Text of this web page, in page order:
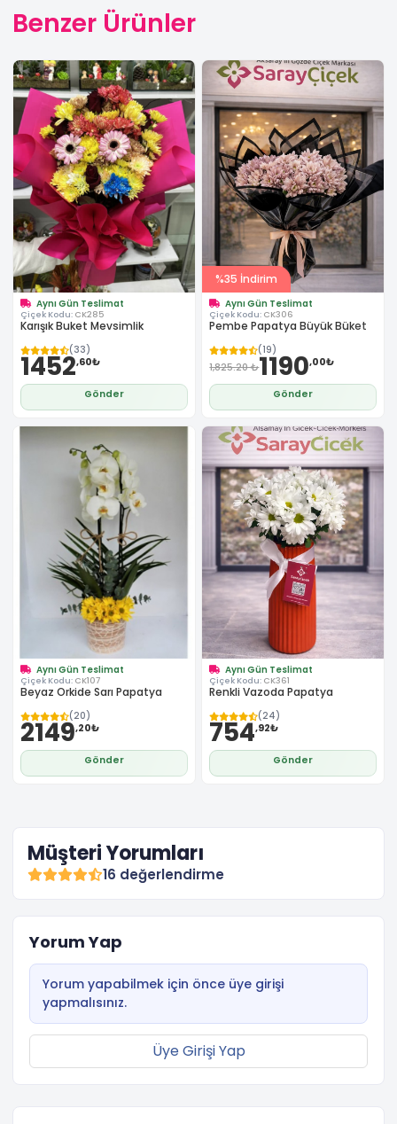
Benzer Ürünler
Aynı Gün Teslimat
Çiçek Kodu: CK285
Karışık Buket Mevsimlik
(33)
1452,60₺
Gönder
%35 İndirim
Aynı Gün Teslimat
Çiçek Kodu: CK306
Pembe Papatya Büyük Büket
(19)
1,825.20 ₺1190,00₺
Gönder
Aynı Gün Teslimat
Çiçek Kodu: CK107
Beyaz Orkide Sarı Papatya
(20)
2149,20₺
Gönder
Aynı Gün Teslimat
Çiçek Kodu: CK361
Renkli Vazoda Papatya
(24)
754,92₺
Gönder
Müşteri Yorumları
16 değerlendirme
Yorum Yap
Yorum yapabilmek için önce üye girişi
yapmalısınız.
Üye Girişi Yap